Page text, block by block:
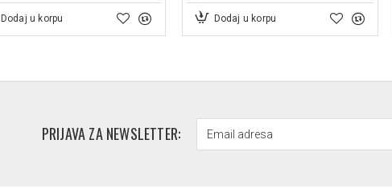
Dodaj u korpu Dodaj u korpu
PRIJAVA ZA NEWSLETTER: